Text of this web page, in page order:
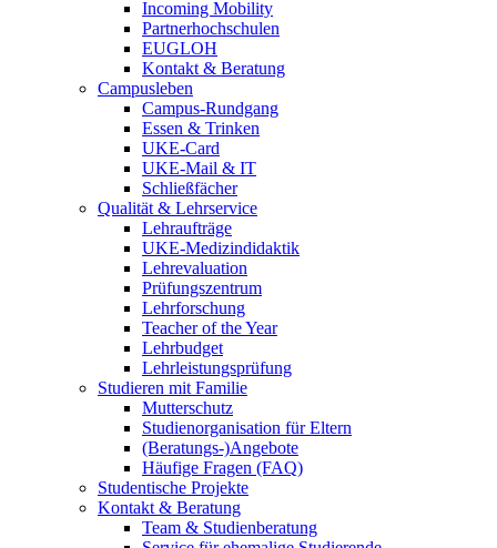
Incoming Mobility
Partnerhochschulen
EUGLOH
Kontakt & Beratung
Campusleben
Campus-Rundgang
Essen & Trinken
UKE-Card
UKE-Mail & IT
Schließfächer
Qualität & Lehrservice
Lehraufträge
UKE-Medizindidaktik
Lehrevaluation
Prüfungszentrum
Lehrforschung
Teacher of the Year
Lehrbudget
Lehrleistungsprüfung
Studieren mit Familie
Mutterschutz
Studienorganisation für Eltern
(Beratungs-)Angebote
Häufige Fragen (FAQ)
Studentische Projekte
Kontakt & Beratung
Team & Studienberatung